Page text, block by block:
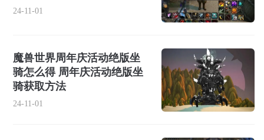
24-11-01
魔兽世界周年庆活动绝版坐
骑怎么得 周年庆活动绝版坐
骑获取方法
24-11-01